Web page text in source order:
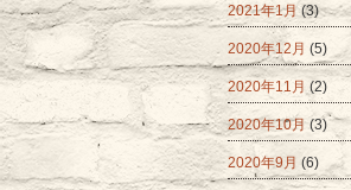
2021年1月(3)
2020年12月 (5)
2020年11月 (2)
2020年10月 (3)
2020年9月 (6)